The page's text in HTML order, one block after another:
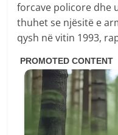
forcave policore dhe
thuhet se njësitë e
qysh në vitin 1993,